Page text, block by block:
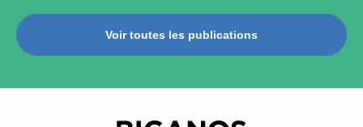
Voir toutes les publications